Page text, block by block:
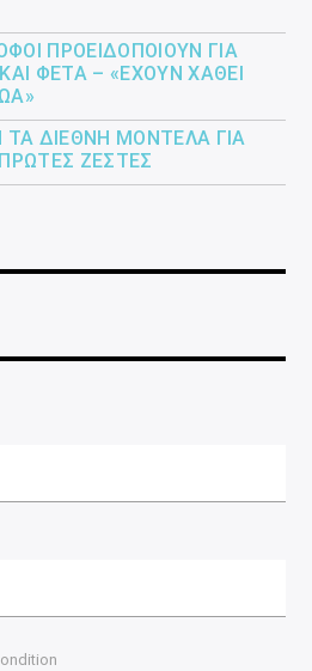
ΠΡΟΕΙΔΟΠΟΙΟΎΝ ΓΙΑ
ΦΈΤΑ – «ΈΧΟΥΝ ΧΑΘΕΊ
ΤΑ ΔΙΕΘΝΉ ΜΟΝΤΈΛΑ ΓΙΑ
ΖΈΣΤΕΣ